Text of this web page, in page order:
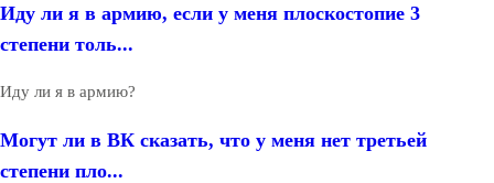
Иду ли я в армию, если у меня плоскостопие 3
степени толь...
Иду ли я в армию?
Могут ли в ВК сказать, что у меня нет третьей
степени пло...